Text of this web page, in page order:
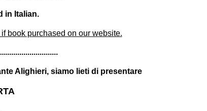
in Italian.
book purchased on our website.
Alighieri, siamo lieti di presentare